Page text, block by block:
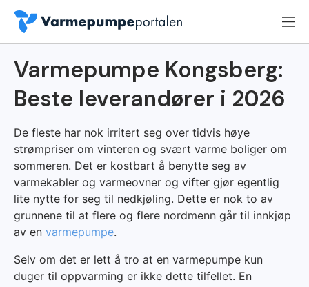
Varmepumpe Kongsberg:
Beste leverandører i 2026
De fleste har nok irritert seg over tidvis høye
strømpriser om vinteren og svært varme boliger om
sommeren. Det er kostbart å benytte seg av
varmekabler og varmeovner og vifter gjør egentlig
lite nytte for seg til nedkjøling. Dette er nok to av
grunnene til at flere og flere nordmenn går til innkjøp
av en varmepumpe.
Selv om det er lett å tro at en varmepumpe kun
duger til oppvarming er ikke dette tilfellet. En